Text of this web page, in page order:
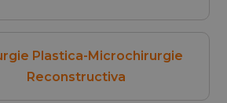
Plastica-Microchirurgie
Reconstructiva